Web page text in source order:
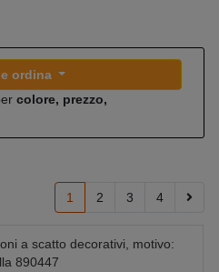
ordina
colore, prezzo,
1 2 3 4
a scatto decorativi, motivo:
890447